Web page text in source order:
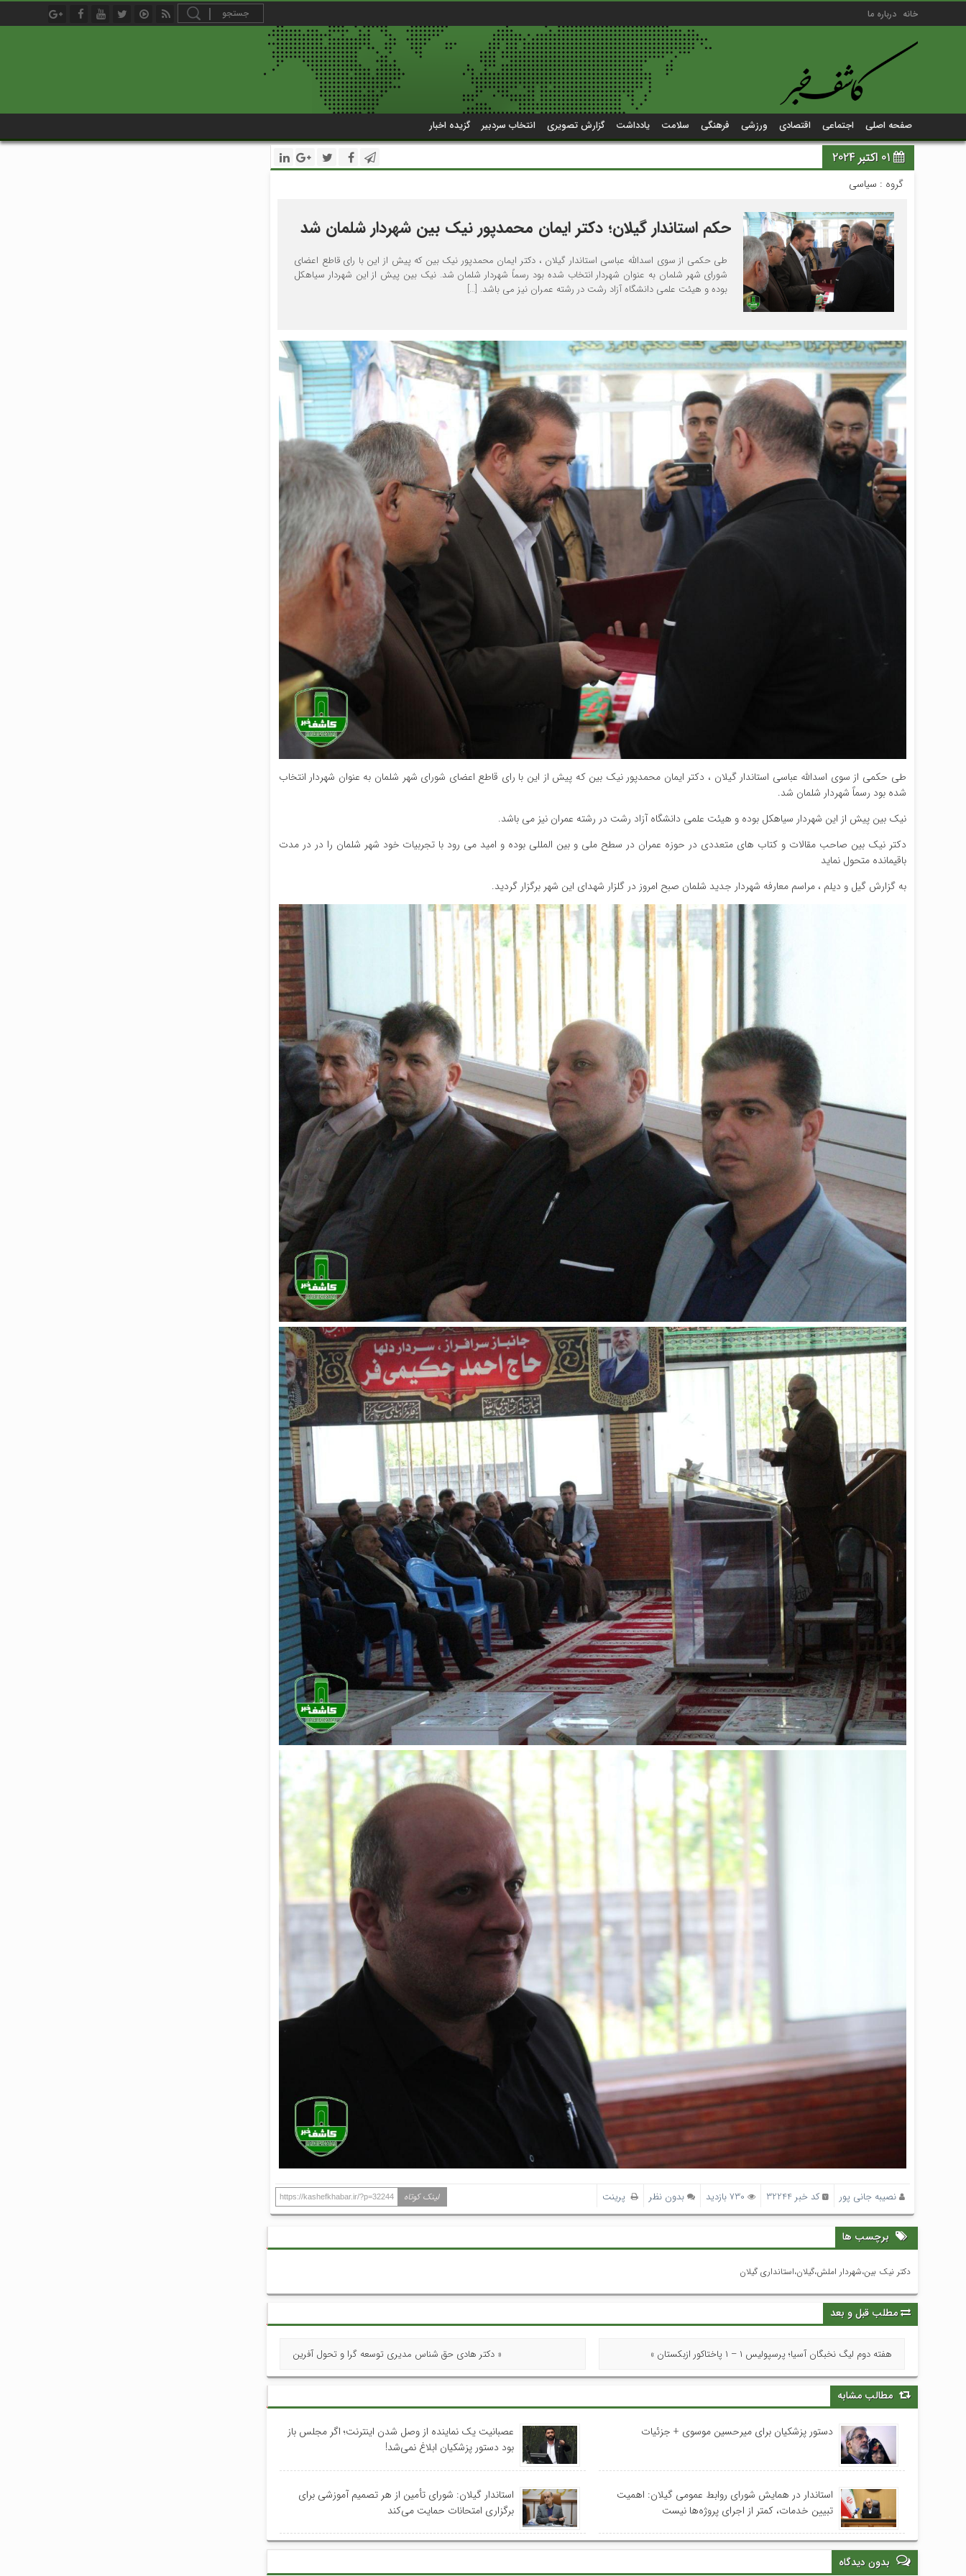
خانه درباره ما
صفحه اصلی اجتماعی اقتصادی ورزشی فرهنگی سلامت یادداشت گزارش تصویری انتخاب سردبیر گزیده اخبار
01 اکتبر 2024
گروه : سیاسی
حکم استاندار گیلان؛ دکتر ایمان محمدپور نیک بین شهردار شلمان شد
طی حکمی از سوی اسدالله عباسی استاندار گیلان ، دکتر ایمان محمدپور نیک بین که پیش از این با رای قاطع اعضای
شورای شهر شلمان به عنوان شهردار انتخاب شده بود رسماً شهردار شلمان شد. نیک بین پیش از این شهردار سیاهکل
بوده و هیئت علمی دانشگاه آزاد رشت در رشته عمران نیز می باشد. […]
طی حکمی از سوی اسدالله عباسی استاندار گیلان ، دکتر ایمان محمدپور نیک بین که پیش از این با رای قاطع اعضای شورای شهر شلمان به عنوان شهردار انتخاب
شده بود رسماً شهردار شلمان شد.
نیک بین پیش از این شهردار سیاهکل بوده و هیئت علمی دانشگاه آزاد رشت در رشته عمران نیز می باشد.
دکتر نیک بین صاحب مقالات و کتاب های متعددی در حوزه عمران در سطح ملی و بین المللی بوده و امید می رود با تجربیات خود شهر شلمان را در در مدت
باقیمانده متحول نماید
به گزارش گیل و دیلم ، مراسم معارفه شهردار جدید شلمان صبح امروز در گلزار شهدای این شهر برگزار گردید.
نصیبه جانی پور کد خبر 32244 بدون نظر پرینت لینک کوتاه https://kashefkhabar.ir/?p=32244
برچسب ها
دکتر نیک بین،شهردار املش،گیلان،استانداری گیلان
مطلب قبل و بعد
هفته دوم لیگ نخبگان آسیا؛ پرسپولیس ۱ – ۱ پاختاکور ازبکستان » « دکتر هادی حق شناس مدیری توسعه گرا و تحول آفرین
مطالب مشابه
دستور پزشکیان برای میرحسین موسوی + جزئیات
عصبانیت یک نماینده از وصل شدن اینترنت؛ اگر مجلس باز
بود دستور پزشکیان ابلاغ نمی‌شد!
استاندار در همایش شورای روابط عمومی‌ گیلان: اهمیت
تبیین خدمات، کمتر از اجرای پروژه‌ها نیست
استاندار گیلان: شورای تأمین از هر تصمیم آموزشی برای
برگزاری امتحانات حمایت می‌کند
بدون دیدگاه